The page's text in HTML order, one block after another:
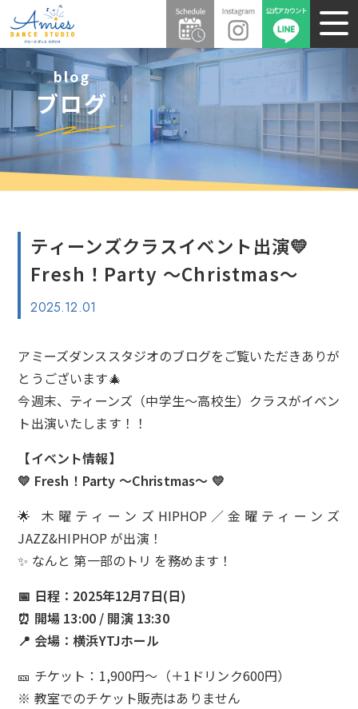
blog
ブログ
ティーンズクラスイベント出演💛
Fresh！Party ～Christmas～
2025.12.01
アミーズダンススタジオのブログをご覧いただきありが
とうございます🎄
今週末、ティーンズ（中学生〜高校生）クラスがイベン
ト出演いたします！！
【イベント情報】
💛 Fresh！Party ～Christmas～ 💛
🌟 木曜ティーンズHIPHOP／金曜ティーンズ
JAZZ&HIPHOP が出演！
✨ なんと 第一部のトリ を務めます！
📅 日程：2025年12月7日(日)
⏰ 開場 13:00 / 開演 13:30
📍 会場：横浜YTJホール
🎫 チケット：1,900円〜（＋1ドリンク600円）
※ 教室でのチケット販売はありません